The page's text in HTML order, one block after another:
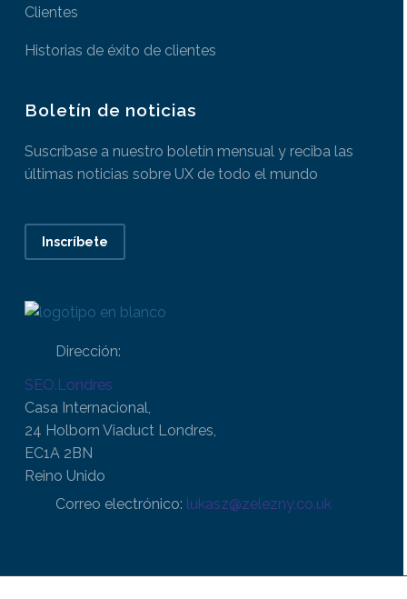
Clientes
Historias de éxito de clientes
Boletín de noticias
Suscríbase a nuestro boletín mensual y reciba las
últimas noticias sobre UX de todo el mundo
Inscríbete
Dirección:
SEO.Londres
Casa Internacional,
24 Holborn Viaduct Londres,
EC1A 2BN
Reino Unido
Correo electrónico: lukasz@zelezny.co.uk